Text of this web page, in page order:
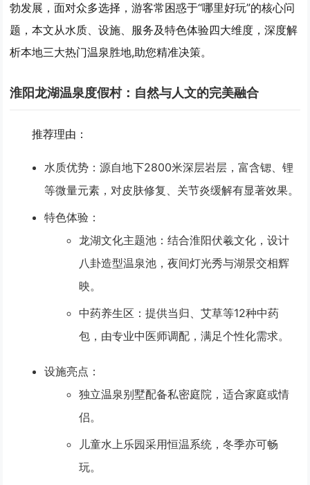
勃发展，面对众多选择，游客常困惑于“哪里好玩”的核心问
题，本文从水质、设施、服务及特色体验四大维度，深度解
析本地三大热门温泉胜地,助您精准决策。
淮阳龙湖温泉度假村：自然与人文的完美融合
推荐理由 ：
水质优势 ：源自地下2800米深层岩层，富含锶、锂
等微量元素，对皮肤修复、关节炎缓解有显著效果。
特色体验 ：
龙湖文化主题池 ：结合淮阳伏羲文化，设计
八卦造型温泉池，夜间灯光秀与湖景交相辉
映。
中药养生区 ：提供当归、艾草等12种中药
包，由专业中医师调配，满足个性化需求。
设施亮点 ：
独立温泉别墅配备私密庭院，适合家庭或情
侣。
儿童水上乐园采用恒温系统，冬季亦可畅
玩。